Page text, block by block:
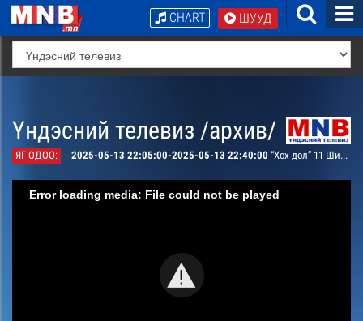
ШУУД
CHART
Үндэсний телевиз /архив/
ЯГ ОДОО: 2025-05-13 22:05:00-2025-05-13 22:40:00 “Хөх дөл” 11 Шинэ хүн
Error loading media: File could not be played